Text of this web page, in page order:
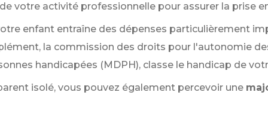
votre activité professionnelle pour assurer la prise
enfant entraîne des dépenses particulièrement
la commission des droits pour l'autonomie
handicapées (MDPH), classe le handicap de
isolé, vous pouvez également percevoir une